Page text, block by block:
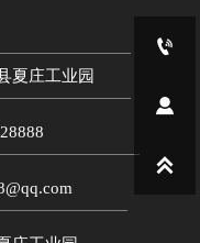
夏庄工业园


